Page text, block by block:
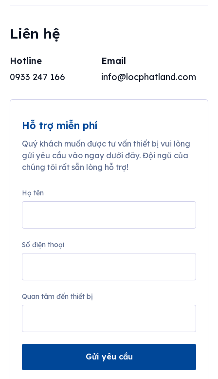
Liên hệ
Hotline
0933 247 166
Email
info@locphatland.com
Hỗ trợ miễn phí
Quý khách muốn được tư vấn thiết bị vui lòng
gửi yêu cầu vào ngay dưới đây. Đội ngũ của
chúng tôi rất sẵn lòng hỗ trợ!
Họ tên
Số điện thoại
Quan tâm đến thiết bị
Gửi yêu cầu